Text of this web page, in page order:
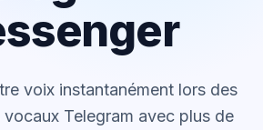
voix instantanément lors des
Telegram avec plus de